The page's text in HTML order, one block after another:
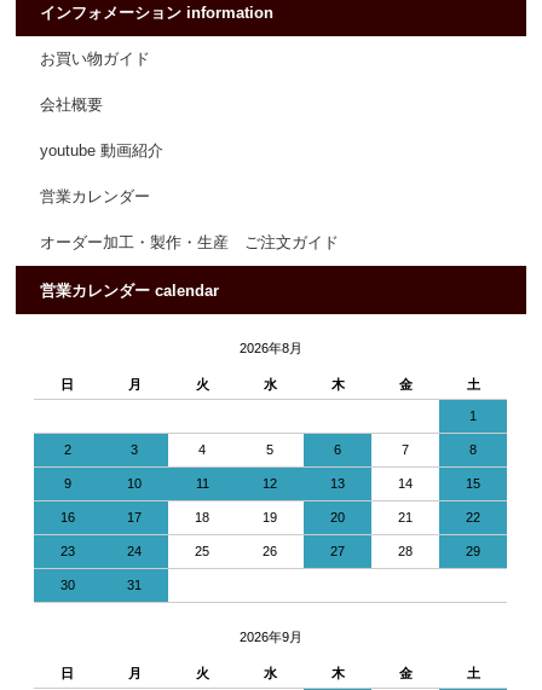
インフォメーション information
お買い物ガイド
会社概要
youtube 動画紹介
営業カレンダー
オーダー加工・製作・生産 ご注文ガイド
営業カレンダー calendar
2026年8月
日 月 火 水 木 金 土
1
2 3 4 5 6 7 8
9 10 11 12 13 14 15
16 17 18 19 20 21 22
23 24 25 26 27 28 29
30 31
2026年9月
日 月 火 水 木 金 土